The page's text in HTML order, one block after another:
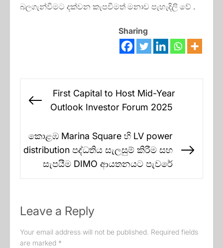
බලගැන්වීමට දක්වන කැපවීමත් මනාව පැහැදිලි වේ .
Sharing
navigation
Previous
First Capital to Host Mid-Year
Outlook Investor Forum 2025
කොළඹ Marina Square හි LV power
distribution පද්ධතිය සැලසුම් කිරීම සහ
සැපයීම DIMO ආයතනයට පැවරේ
Leave a Reply
Your email address will not be published. Required fields
are marked *